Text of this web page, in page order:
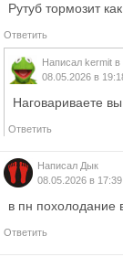
Рутуб тормозит
Ответить
Написал kermit в
08.05.2026 в
Наговариваете
Ответить
Написал Дык
08.05.2026 в
в пн
Ответить